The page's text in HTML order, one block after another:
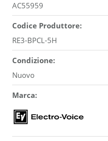
AC55959
Codice Produttore:
RE3-BPCL-5H
Condizione:
Nuovo
Marca: